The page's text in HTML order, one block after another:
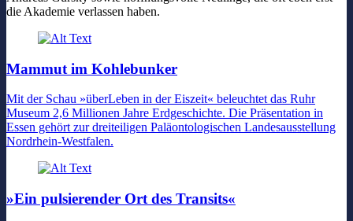
die Akademie verlassen haben.
Mammut im Kohlebunker
Mit der Schau »überLeben in der Eiszeit« beleuchtet das Ruhr
Museum 2,6 Millionen Jahre Erdgeschichte. Die Präsentation in
Essen gehört zur dreiteiligen Paläontologischen Landesausstellung
Nordrhein-Westfalen.
»Ein pulsierender Ort des Transits«